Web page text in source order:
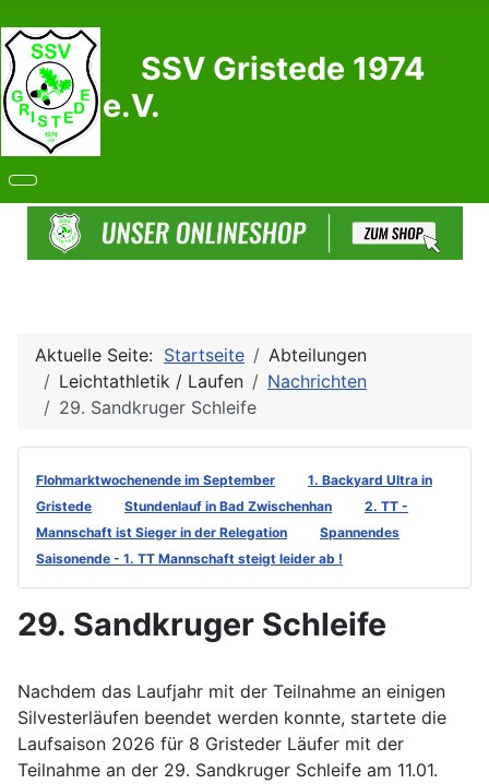
SSV Gristede 1974
e.V.
Aktuelle Seite: Startseite
Abteilungen
Leichtathletik / Laufen
Nachrichten
29. Sandkruger Schleife
Flohmarktwochenende im September
1. Backyard Ultra in
Gristede
Stundenlauf in Bad Zwischenhan
2. TT -
Mannschaft ist Sieger in der Relegation
Spannendes
Saisonende - 1. TT Mannschaft steigt leider ab !
29. Sandkruger Schleife
Nachdem das Laufjahr mit der Teilnahme an einigen
Silvesterläufen beendet werden konnte, startete die
Laufsaison 2026 für 8 Gristeder Läufer mit der
Teilnahme an der 29. Sandkruger Schleife am 11.01.